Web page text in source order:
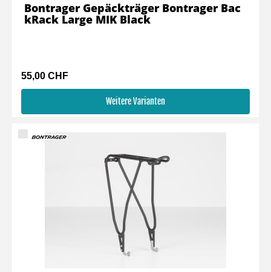
55,00 CHF
Weitere Varianten
Bontrager Gepäckträger Bontrager Bac
kRack Large MIK Black